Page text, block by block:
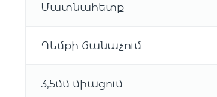
Մատնահետք
Դեմքի ճանաչում
3,5մմ միացում